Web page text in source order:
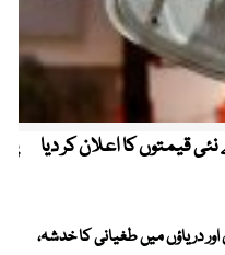
قیمتوں کا اعلان کر دیا
اور دریاؤں میں طغیانی کا خدشہ،